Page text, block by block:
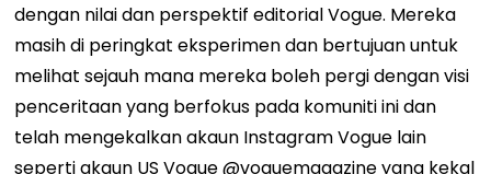
dengan nilai dan perspektif editorial Vogue. Mereka
masih di peringkat eksperimen dan bertujuan untuk
melihat sejauh mana mereka boleh pergi dengan visi
penceritaan yang berfokus pada komuniti ini dan
telah mengekalkan akaun Instagram Vogue lain
seperti akaun US Vogue @voguemagazine yang kekal